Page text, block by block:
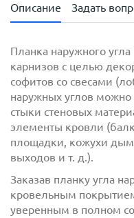
Описание Задать
сполитикой
ознакомлен(-а) и
персональных
Планка наружного
карнизов с целью
софитов со свесами
наружных углов можно
стыки стеновых
элементы кровли
площадки, кожухи
выходов и т. д.).
Заказав планку угла
кровельным
уверенным в полном